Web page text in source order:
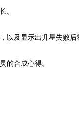
。
以及显示出升星失败后
的合成心得。